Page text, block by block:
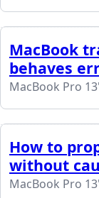
MacBook
behaves
MacBook Pro
How to
without
MacBook Pro